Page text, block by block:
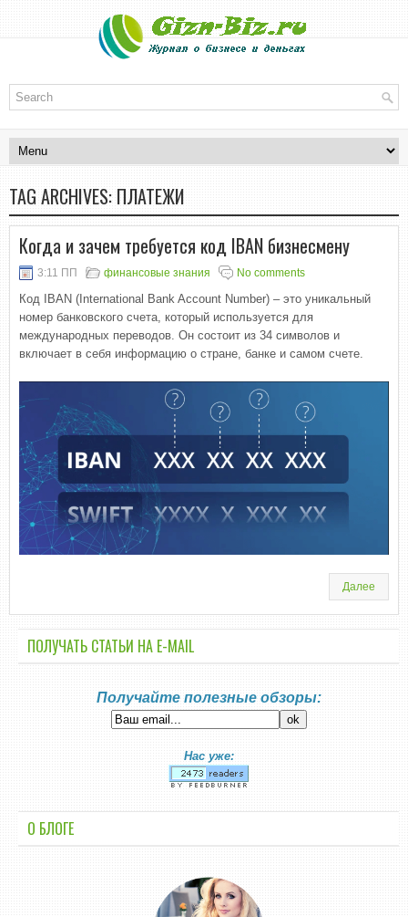
TAG ARCHIVES: ПЛАТЕЖИ
Когда и зачем требуется код IBAN бизнесмену
3:11 ПП финансовые знания No comments
Код IBAN (International Bank Account Number) – это уникальный
номер банковского счета, который используется для
международных переводов. Он состоит из 34 символов и
включает в себя информацию о стране, банке и самом счете.
Далее
ПОЛУЧАТЬ СТАТЬИ НА E-MАIL
Получайте полезные обзоры:
Нас уже:
О БЛОГЕ